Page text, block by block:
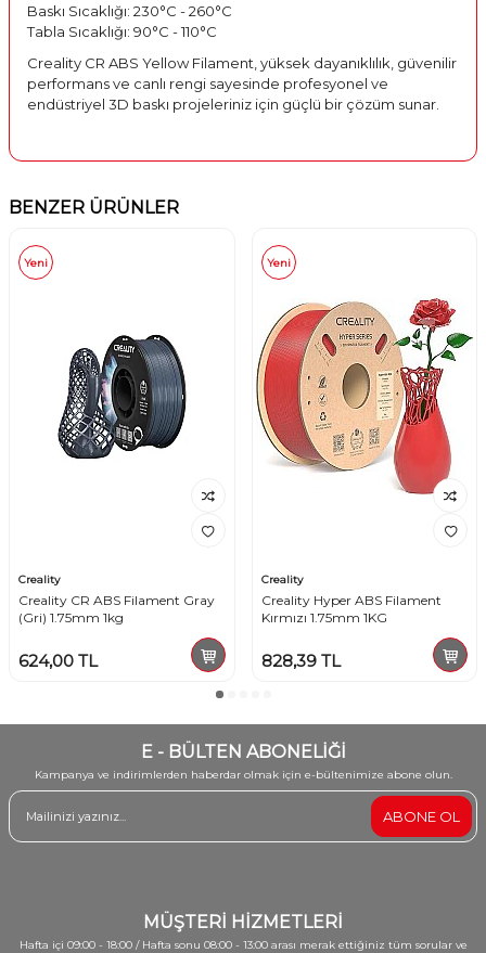
Baskı Sıcaklığı: 230°C - 260°C
Tabla Sıcaklığı: 90°C - 110°C
Creality CR ABS Yellow Filament, yüksek dayanıklılık, güvenilir
performans ve canlı rengi sayesinde profesyonel ve
endüstriyel 3D baskı projeleriniz için güçlü bir çözüm sunar.
BENZER ÜRÜNLER
Yeni
Creality
Creality CR ABS Filament Gray
(Gri) 1.75mm 1kg
624,00 TL
Yeni
Creality
Creality Hyper ABS Filament
Kırmızı 1.75mm 1KG
828,39TL
E - BÜLTEN ABONELİĞİ
Kampanya ve indirimlerden haberdar olmak için e-bültenimize abone olun.
ABONE OL
MÜŞTERİ HİZMETLERİ
Hafta içi 09:00 - 18:00 / Hafta sonu 08:00 - 13:00 arası merak ettiğiniz tüm sorular ve